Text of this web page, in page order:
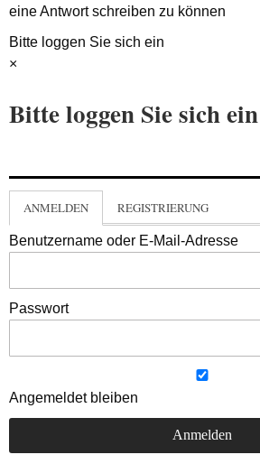
eine Antwort schreiben zu können
Bitte loggen Sie sich ein
×
Bitte loggen Sie sich ein
ANMELDEN REGISTRIERUNG
Benutzername oder E-Mail-Adresse
Passwort
Angemeldet bleiben